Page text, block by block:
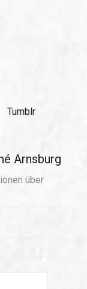
Tumblr
Arnsburg
über